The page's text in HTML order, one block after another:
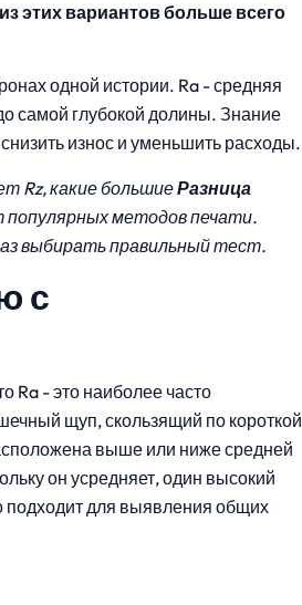
этих вариантов больше всего
одной истории. Ra - средняя
самой глубокой долины. Знание
износ и уменьшить расходы.
Rz, какие большиеРазница
популярных методов печати.
выбирать правильный тест.
с
Ra - это наиболее часто
щуп, скользящий по короткой
выше или ниже средней
он усредняет, один высокий
подходит для выявления общих